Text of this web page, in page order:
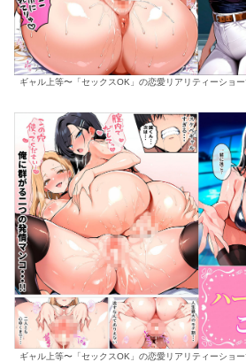
ギャル上等〜「セックスOK」の恋愛リアリティーショ
ギャル上等〜「セックスOK」の恋愛リアリティーショ